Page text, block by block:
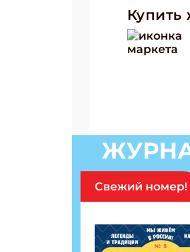
Купить
Свежий номер!